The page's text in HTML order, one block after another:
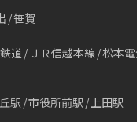
笹賀
道 ＪＲ信越本線 松本
駅 市役所前駅 上田駅